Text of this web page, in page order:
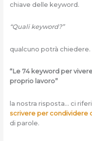
chiave delle keyword.
“Quali keyword?”
qualcuno potrà chiedere.
“Le 74 keyword per
proprio lavoro”
la nostra risposta… ci
scrivere per condividere
di parole.